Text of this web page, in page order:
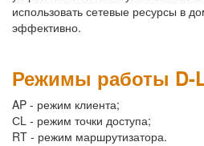
использовать сетевые ресурсы в
эффективно.
Режимы работы D-
AP - режим клиента;
СL - режим точки доступа;
RT - режим маршрутизатора.